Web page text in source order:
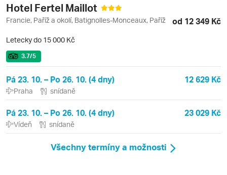
Hotel Fertel Maillot
Francie, Paříž a okolí, Batignolles-Monceaux, Paříž od 12 349 Kč
Letecky do 15 000 Kč
3.7/5
Pá 23. 10. – Po 26. 10. (4 dny) 12 629 Kč
Praha snídaně
Pá 23. 10. – Po 26. 10. (4 dny) 23 029 Kč
Vídeň snídaně
Všechny termíny a možnosti